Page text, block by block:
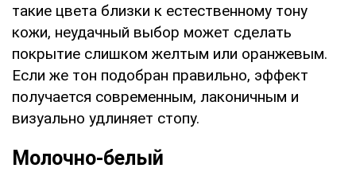
такие цвета близки к естественному тону
кожи, неудачный выбор может сделать
покрытие слишком желтым или оранжевым.
Если же тон подобран правильно, эффект
получается современным, лаконичным и
визуально удлиняет стопу.
Молочно-белый